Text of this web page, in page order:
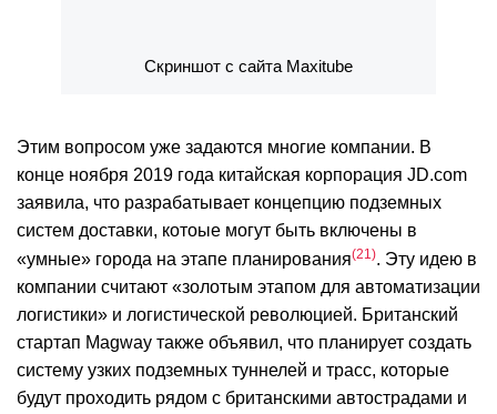
Скриншот с сайта Maxitube
Этим вопросом уже задаются многие компании. В
конце ноября 2019 года китайская корпорация JD.com
заявила, что разрабатывает концепцию подземных
систем доставки, котоые могут быть включены в
«умные» города на этапе планирования 21
. Эту идею в
компании считают «золотым этапом для автоматизации
логистики» и логистической революцией. Британский
стартап Magway также объявил, что планирует создать
систему узких подземных туннелей и трасс, которые
будут проходить рядом с британскими автострадами и